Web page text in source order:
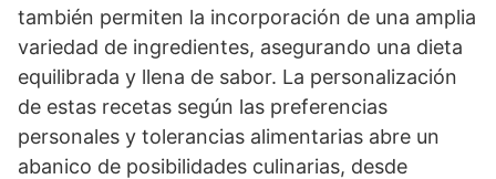
también permiten la incorporación de una amplia
variedad de ingredientes, asegurando una dieta
equilibrada y llena de sabor. La personalización
de estas recetas según las preferencias
personales y tolerancias alimentarias abre un
abanico de posibilidades culinarias, desde